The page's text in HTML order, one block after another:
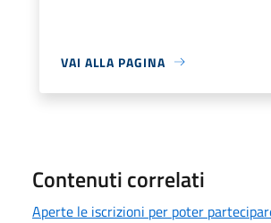
VAI ALLA PAGINA
Contenuti correlati
Aperte le iscrizioni per poter